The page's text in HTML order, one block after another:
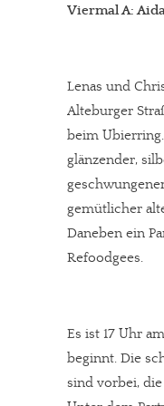
Viermal A:
Lenas und
Alteburger
beim
glänzender,
gemütlicher
Daneben ein
Refoodgees.
Es ist 17 Uhr
beginnt. Die
sind vorbei,